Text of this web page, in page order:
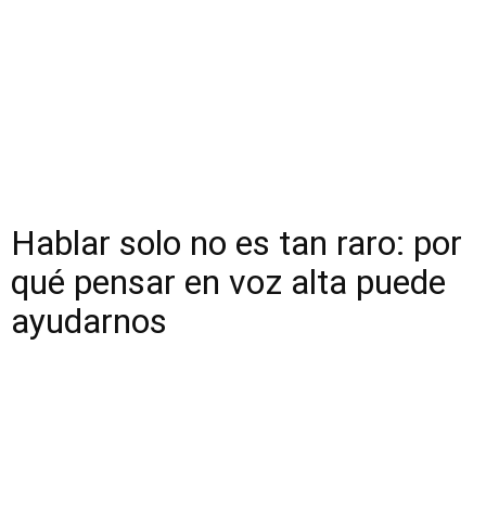
Hablar solo no es tan raro: por
qué pensar en voz alta puede
ayudarnos